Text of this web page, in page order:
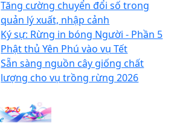
Tăng cường chuyển đổi số trong
quản lý xuất, nhập cảnh
Ký sự: Rừng in bóng Người - Phần 5
Phật thủ Yên Phú vào vụ Tết
Sẵn sàng nguồn cây giống chất
lượng cho vụ trồng rừng 2026